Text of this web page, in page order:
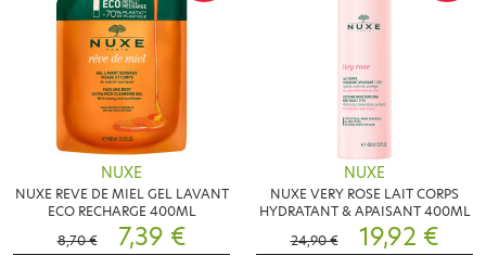
NUXE
NUXE REVE DE MIEL GEL LAVANT
ECO RECHARGE 400ML
8,70 €
7,39 €
NUXE
NUXE VERY ROSE LAIT CORPS
HYDRATANT & APAISANT 400ML
24,90 €
19,92 €